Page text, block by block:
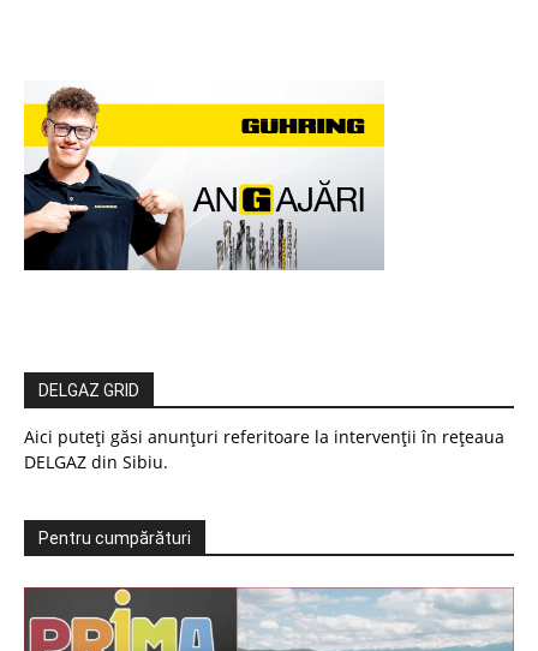
DELGAZ GRID
Aici puteți găsi anunțuri referitoare la intervenții în rețeaua
DELGAZ din Sibiu.
Pentru cumpărături